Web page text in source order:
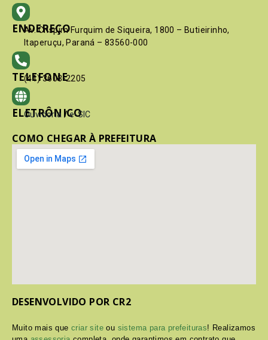
ENDEREÇO
Av. Crispim Furquim de Siqueira, 1800 – Butieirinho,
Itaperuçu, Paraná – 83560-000
TELEFONE
(41) 3603-2205
ELETRÔNICO
Ouvidoria / e-SIC
COMO CHEGAR À PREFEITURA
DESENVOLVIDO POR CR2
Muito mais quecriar site ou sistema para prefeituras! Realizamos